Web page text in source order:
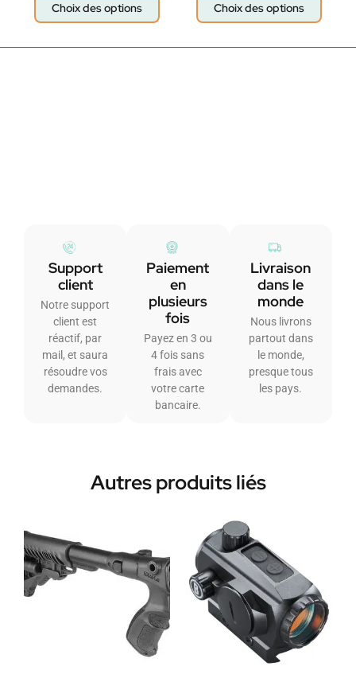
Choix des options Choix des options
Support
client
Notre support
client est
réactif, par
mail, et saura
résoudre vos
demandes.
Paiement
en
plusieurs
fois
Payez en 3 ou
4 fois sans
frais avec
votre carte
bancaire.
Livraison
dans le
monde
Nous livrons
partout dans
le monde,
presque tous
les pays.
Autres produits liés